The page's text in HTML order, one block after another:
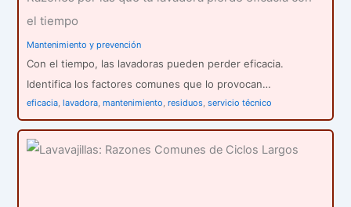
el tiempo
Mantenimiento y prevención
Con el tiempo, las lavadoras pueden perder eficacia.
Identifica los factores comunes que lo provocan…
eficacia,lavadora,mantenimiento,residuos,servicio técnico